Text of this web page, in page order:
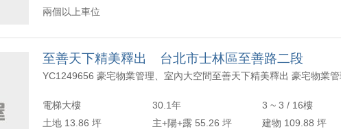
兩個以上車位
至善天下精美釋出 台北市士林區至善路二段
電梯大樓 30.1年
3 ~ 3 / 16樓
土地 13.86 坪
主+陽+露 55.26 坪
建物 109.88 坪